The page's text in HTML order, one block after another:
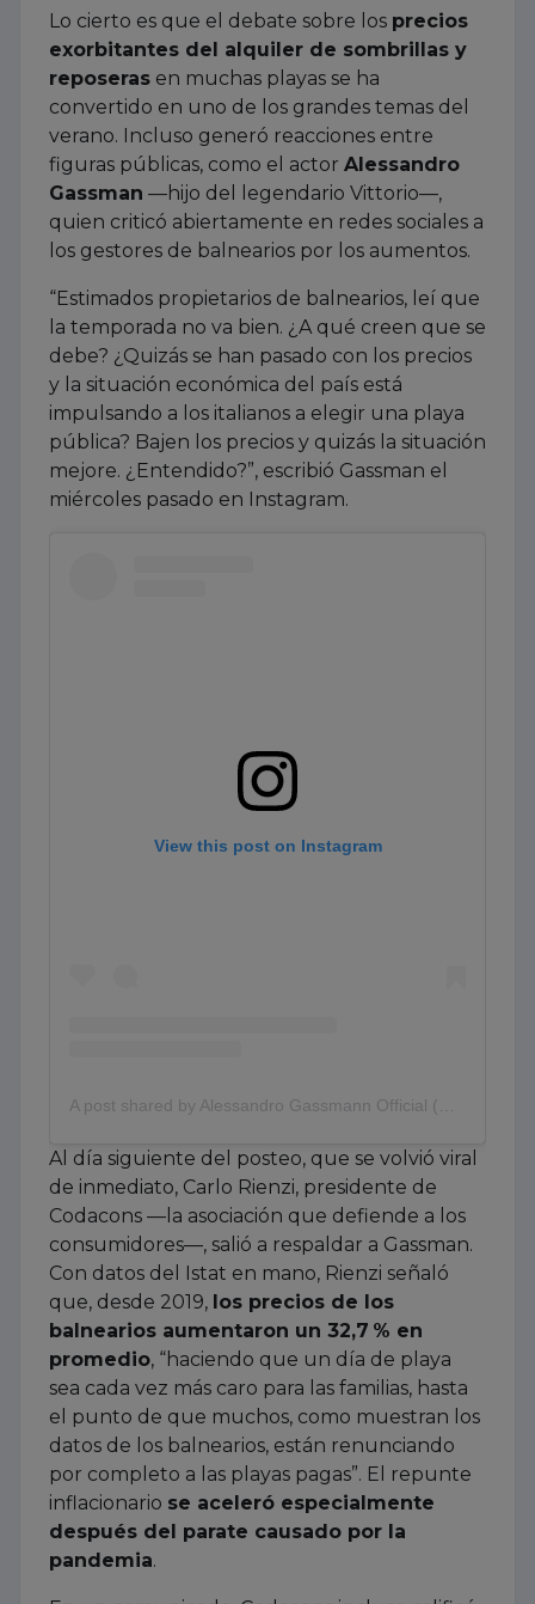
Lo cierto es que el debate sobre los precios
exorbitantes del alquiler de sombrillas y
reposeras en muchas playas se ha
convertido en uno de los grandes temas del
verano. Incluso generó reacciones entre
figuras públicas, como el actor Alessandro
Gassman —hijo del legendario Vittorio—,
quien criticó abiertamente en redes sociales a
los gestores de balnearios por los aumentos.
“Estimados propietarios de balnearios, leí que
la temporada no va bien. ¿A qué creen que se
debe? ¿Quizás se han pasado con los precios
y la situación económica del país está
impulsando a los italianos a elegir una playa
pública? Bajen los precios y quizás la situación
mejore. ¿Entendido?”, escribió Gassman el
miércoles pasado en Instagram.
View this post on Instagram
A post shared by Alessandro Gassmann Official (@alessandro_gassmann_official)
Al día siguiente del posteo, que se volvió viral
de inmediato, Carlo Rienzi, presidente de
Codacons —la asociación que defiende a los
consumidores—, salió a respaldar a Gassman.
Con datos del Istat en mano, Rienzi señaló
que, desde 2019, los precios de los
balnearios aumentaron un 32,7 % en
promedio, “haciendo que un día de playa
sea cada vez más caro para las familias, hasta
el punto de que muchos, como muestran los
datos de los balnearios, están renunciando
por completo a las playas pagas”. El repunte
inflacionario se aceleró especialmente
después del parate causado por la
pandemia.